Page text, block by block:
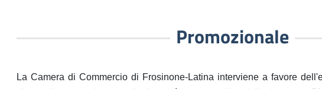
Promozionale
La Camera di Commercio di Frosinone-Latina interviene a favore